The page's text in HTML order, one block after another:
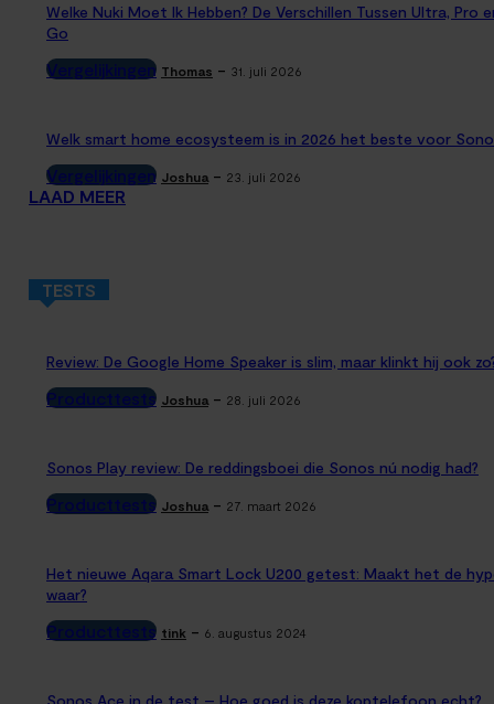
Welke Nuki Moet Ik Hebben? De Verschillen Tussen Ultra, Pro
Go
Vergelijkingen Thomas - 31. juli 2026
Welk smart home ecosysteem is in 2026 het beste voor
Vergelijkingen Joshua - 23. juli 2026
LAAD MEER
TESTS
Review: De Google Home Speaker is slim, maar klinkt hij ook
Producttests Joshua - 28. juli 2026
Sonos Play review: De reddingsboei die Sonos nú nodig had?
Producttests Joshua - 27. maart 2026
Het nieuwe Aqara Smart Lock U200 getest: Maakt het de
waar?
Producttests tink - 6. augustus 2024
Sonos Ace in de test – Hoe goed is deze koptelefoon echt?